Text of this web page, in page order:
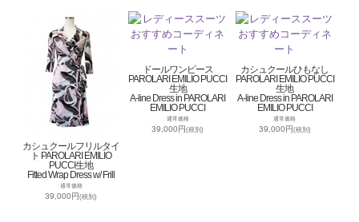
カシュクールフリルタイ
ト PAROLARI EMILIO
PUCCI生地
Fitted Wrap Dress w/ Frill
通常価格
39,000円(税別)
ドールワンピース
PAROLARI EMILIO PUCCI
生地
A-line Dress in PAROLARI
EMILIO PUCCI
通常価格
39,000円(税別)
カシュクールひもなし
PAROLARI EMILIO PUCCI
生地
A-line Dress in PAROLARI
EMILIO PUCCI
通常価格
39,000円(税別)